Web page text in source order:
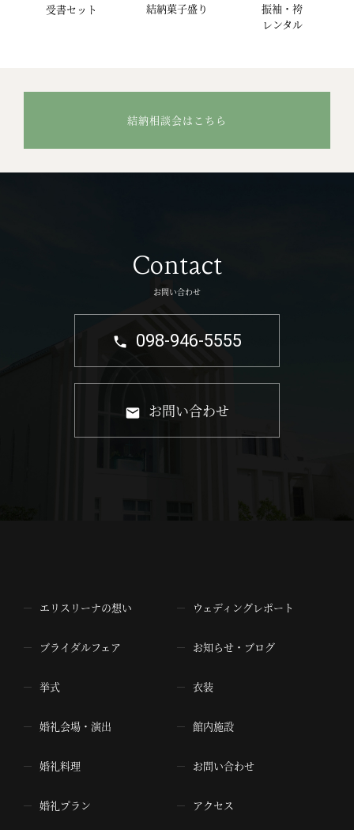
受書セット 結納菓子盛り
振袖・袴
レンタル
結納相談会はこちら
Contact
お問い合わせ
098-946-5555
お問い合わせ
エリスリーナの想い
ブライダルフェア
挙式
婚礼会場・演出
婚礼料理
婚礼プラン
ウェディングレポート
お知らせ・ブログ
衣装
館内施設
お問い合わせ
アクセス